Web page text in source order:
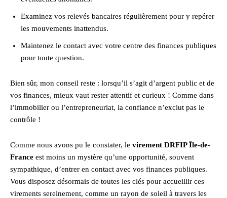
Examinez vos relevés bancaires régulièrement pour y repérer
les mouvements inattendus.
Maintenez le contact avec votre centre des finances publiques
pour toute question.
Bien sûr, mon conseil reste : lorsqu’il s’agit d’argent public et de
vos finances, mieux vaut rester attentif et curieux ! Comme dans
l’immobilier ou l’entrepreneuriat, la confiance n’exclut pas le
contrôle !
Comme nous avons pu le constater, le virement DRFIP Île-de-
France est moins un mystère qu’une opportunité, souvent
sympathique, d’entrer en contact avec vos finances publiques.
Vous disposez désormais de toutes les clés pour accueillir ces
virements sereinement, comme un rayon de soleil à travers les